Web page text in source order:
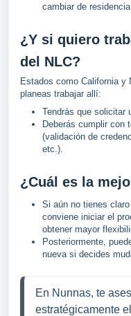
cambiar de
¿Y si quiero
del NLC?
Estados como California y
planeas trabajar allí:
Tendrás que solicitar
Deberás cumplir con
(validación de
etc.).
¿Cuál es la
Si aún no tienes
conviene iniciar el
obtener mayor
Posteriormente,
nueva si decides
En Nunnas, te
estratégicamente